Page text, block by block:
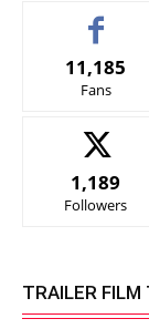
11,185
Fans
1,189
Followers
TRAILER FILM